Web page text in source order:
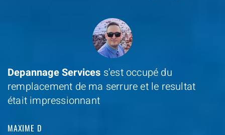
Depannage Services s'est occupé du
remplacement de ma serrure et le resultat
était impressionnant
MAXIME D